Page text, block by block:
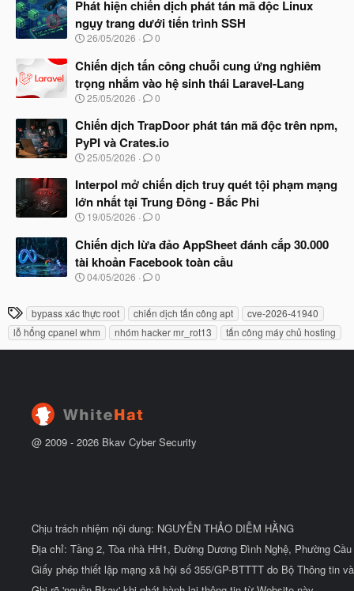
à
b
ắ
đ
ầ
u
Phát hiện chiến dịch phát tán mã độc Linux
ngụy trang dưới tiến trình SSH
N
à
b
ắ
đ
ầ
u
26/05/2026 0
Chiến dịch tấn công chuỗi cung ứng nghiêm
trọng nhắm vào hệ sinh thái Laravel-Lang
N
à
b
ắ
đ
ầ
u
25/05/2026 0
Chiến dịch TrapDoor phát tán mã độc trên npm,
PyPI và Crates.io
N
à
b
ắ
đ
ầ
u
25/05/2026 0
Interpol mở chiến dịch truy quét tội phạm mạng
lớn nhất tại Trung Đông - Bắc Phi
N
à
y
b
ắ
đ
ầ
u
19/05/2026 0
Chiến dịch lừa đảo AppSheet đánh cắp 30.000
tài khoản Facebook toàn cầu
N
y
b
ắ
t
04/05/2026 0
T
h
ẻ
bypass xác thực root chiến dịch tấn công apt
cve-2026-41940
lỗ hổng cpanel whm
nhóm hacker mr_rot13 tấn công máy chủ hosting
@ 2009 - 2026 Bkav Cyber Security
Chịu trách nhiệm nội dung: NGUYỄN THẢO DIỄM HẰNG
Địa chỉ: Tầng 2, Tòa nhà HH1, Đường Dương Đình Nghệ, Phường
Giấy phép thiết lập mạng xã hội số 355/GP-BTTTT do Bộ Thông tin